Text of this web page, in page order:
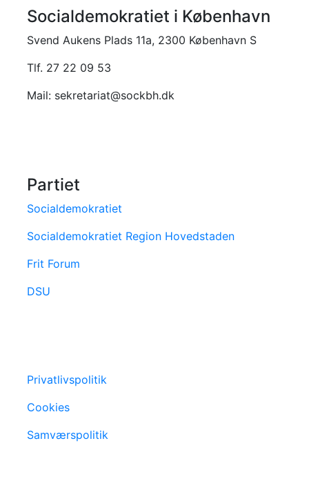
Socialdemokratiet i København
Svend Aukens Plads 11a, 2300 København S
Tlf. 27 22 09 53
Mail: sekretariat@sockbh.dk
Partiet
Socialdemokratiet
Socialdemokratiet Region Hovedstaden
Frit Forum
DSU
Privatlivspolitik
Cookies
Samværspolitik